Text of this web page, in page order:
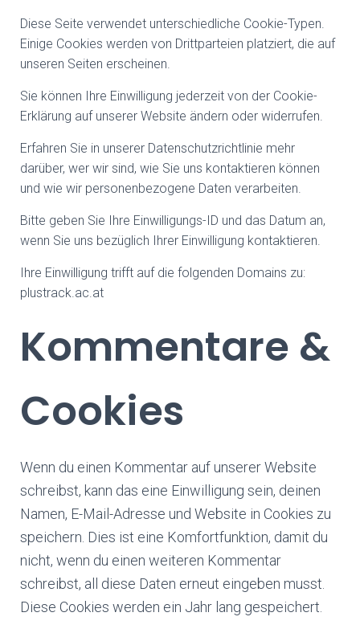
Diese Seite verwendet unterschiedliche Cookie-Typen.
Einige Cookies werden von Drittparteien platziert, die auf
unseren Seiten erscheinen.
Sie können Ihre Einwilligung jederzeit von der Cookie-
Erklärung auf unserer Website ändern oder widerrufen.
Erfahren Sie in unserer Datenschutzrichtlinie mehr
darüber, wer wir sind, wie Sie uns kontaktieren können
und wie wir personenbezogene Daten verarbeiten.
Bitte geben Sie Ihre Einwilligungs-ID und das Datum an,
wenn Sie uns bezüglich Ihrer Einwilligung kontaktieren.
Ihre Einwilligung trifft auf die folgenden Domains zu:
plustrack.ac.at
Kommentare &
Cookies
Wenn du einen Kommentar auf unserer Website
schreibst, kann das eine Einwilligung sein, deinen
Namen, E-Mail-Adresse und Website in Cookies zu
speichern. Dies ist eine Komfortfunktion, damit du
nicht, wenn du einen weiteren Kommentar
schreibst, all diese Daten erneut eingeben musst.
Diese Cookies werden ein Jahr lang gespeichert.